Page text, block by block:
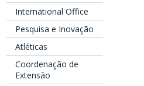
International Office
Pesquisa e Inovação
Atléticas
Coordenação de
Extensão